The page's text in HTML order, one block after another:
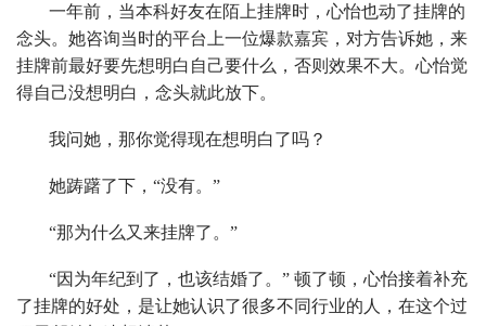
一年前，当本科好友在陌上挂牌时，心怡也动了挂牌的
念头。她咨询当时的平台上一位爆款嘉宾，对方告诉她，来
挂牌前最好要先想明白自己要什么，否则效果不大。心怡觉
得自己没想明白，念头就此放下。
我问她，那你觉得现在想明白了吗？
她踌躇了下，“没有。”
“那为什么又来挂牌了。”
“因为年纪到了，也该结婚了。” 顿了顿，心怡接着补充
了挂牌的好处，是让她认识了很多不同行业的人，在这个过